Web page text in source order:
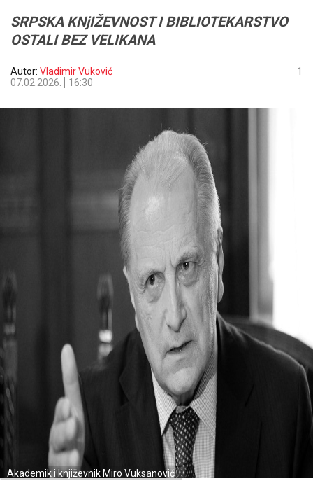
SRPSKA KNjIŽEVNOST I BIBLIOTEKARSTVO
OSTALI BEZ VELIKANA
Autor: Vladimir Vuković
07.02.2026.
16:30
1
Akademik i književnik Miro Vuksanović